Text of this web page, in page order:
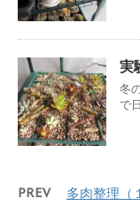
実
冬
で
PREV 多肉整理（